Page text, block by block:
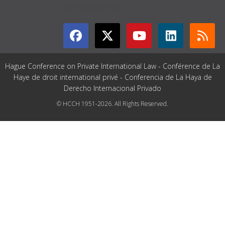
Hague Conference on Private International Law - Conférence de La
Haye de droit international privé - Conferencia de La Haya de
Derecho Internacional Privado
© HCCH 1951-2026. All Rights Reserved.